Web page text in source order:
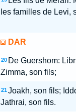
les familles de Levi,
DAR
20 De Guershom:
Zimma, son fils;
21 Joakh, son fils;
Jathrai, son fils.